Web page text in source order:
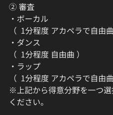
② 審査
・ボーカル
（  1分程度 アカペラで自由曲
・ダンス
（  1分程度 自由曲 ）
・ラップ
（  1分程度 アカペラで自由曲
※上記から得意分野を一つ
ください。